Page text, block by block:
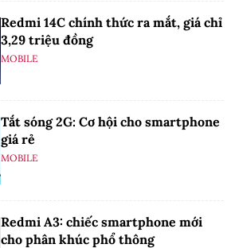
Redmi 14C chính thức ra mắt, giá chỉ
3,29 triệu đồng
MOBILE
Tắt sóng 2G: Cơ hội cho smartphone
giá rẻ
MOBILE
Redmi A3: chiếc smartphone mới
cho phân khúc phổ thông